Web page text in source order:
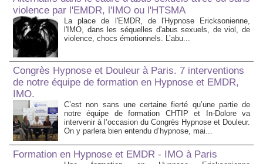
violence par l'EMDR, l'IMO ou l'HTSMA
La place de l'EMDR, de l'Hypnose Ericksonienne,
l'IMO, dans les séquelles d'abus sexuels, de viol, de
violence, chocs émotionnels. L’abu...
Congrès Hypnose et Douleur à Paris. 7 interventions
de notre équipe de formation en Hypnose et EMDR,
IMO.
C’est non sans une certaine fierté qu’une partie de
notre équipe de formation CHTIP et In-Dolore va
intervenir à l’occasion du Congrès Hypnose et Douleur.
On y parlera bien entendu d’hypnose, mai...
Formation en Hypnose et EMDR - IMO à Paris